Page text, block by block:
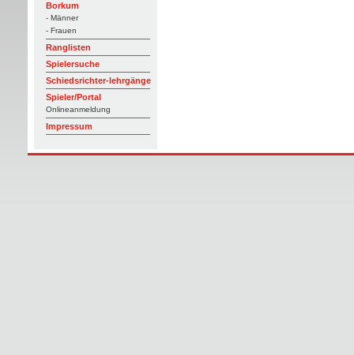
Borkum
- Männer
- Frauen
Ranglisten
Spielersuche
Schiedsrichter-lehrgänge
Spieler/Portal
Onlineanmeldung
Impressum